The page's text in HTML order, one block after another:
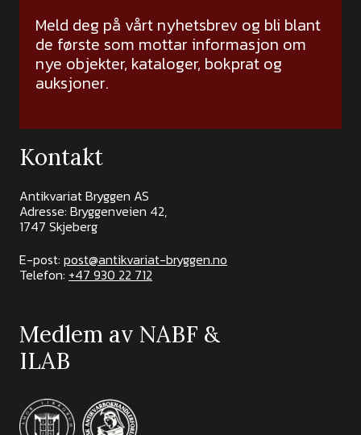
Meld deg på vårt nyhetsbrev og bli blant
de første som mottar informasjon om
nye objekter, kataloger, bokprat og
auksjoner.
Kontakt
Antikvariat Bryggen AS
Adresse: Bryggenveien 42,
1747 Skjeberg
E-post: post@antikvariat-bryggen.no
Telefon: +47 930 22 712
Medlem av NABF &
ILAB